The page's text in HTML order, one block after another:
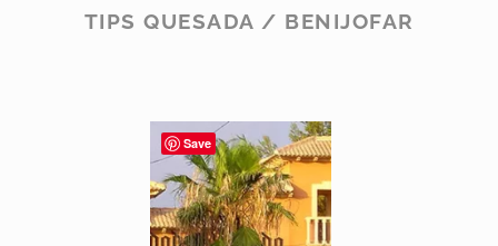
TIPS QUESADA / BENIJOFAR
Save